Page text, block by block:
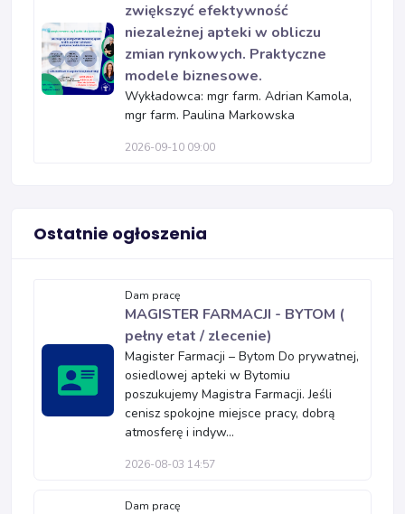
zwiększyć efektywność
niezależnej apteki w obliczu
zmian rynkowych. Praktyczne
modele biznesowe.
Wykładowca: mgr farm. Adrian Kamola,
mgr farm. Paulina Markowska
2026-09-10 09:00
Ostatnie ogłoszenia
Dam pracę
MAGISTER FARMACJI - BYTOM (
pełny etat / zlecenie)
Magister Farmacji – Bytom Do prywatnej,
osiedlowej apteki w Bytomiu
poszukujemy Magistra Farmacji. Jeśli
cenisz spokojne miejsce pracy, dobrą
atmosferę i indyw...
2026-08-03 14:57
Dam pracę